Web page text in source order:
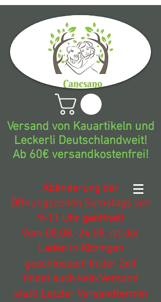
Versand von Kauartikeln und
Leckerli Deutschlandweit!
Ab 60€ versandkostenfrei!
Abänderung der
Öffnungszeiten Samstags von
9-11 Uhr geöffnet!
Vom 08.08.-24.08. ist der
Laden in Kitzingen
geschlossen! In der Zeit
findet auch kein Versand
statt! Letzter Versandtermin